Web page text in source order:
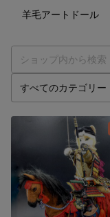
羊毛アートドール